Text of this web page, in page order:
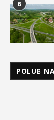
6
POLUB